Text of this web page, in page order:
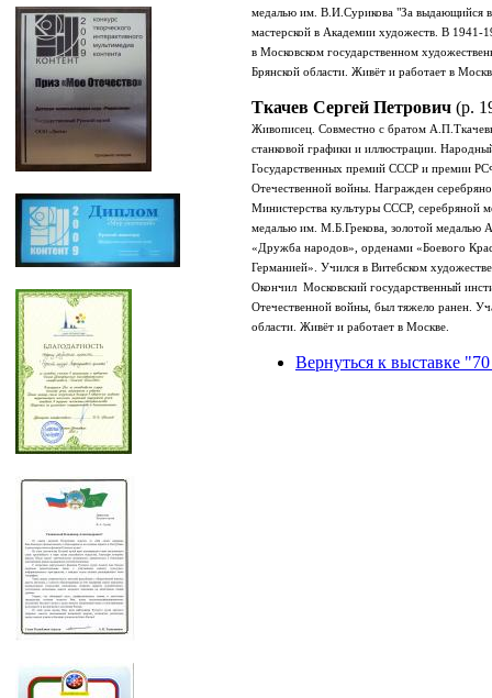
медалью им. В.И.Сурикова "За выдающийся
мастерской в Академии художеств. В 1941-
в Московском государственном
Брянской области. Живёт и работает в
Ткачев Сергей Петрович (р.
Живописец. Совместно с братом
станковой графики и иллюстрации.
Государственных премий СССР и премии
Отечественной войны. Награжден
Министерства культуры СССР, серебряной
медалью им. М.Б.Грекова, золотой медалью
«Дружба народов», орденами «Боевого
Германией». Учился в Витебском
Окончил Московский государственный
Отечественной войны, был тяжело ранен.
области. Живёт и работает в Москве.
Вернуться к выставке